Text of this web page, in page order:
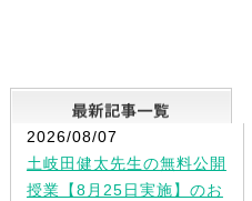
2026/08/07
土岐田健太先生の無料公開
授業【8月25日実施】のお